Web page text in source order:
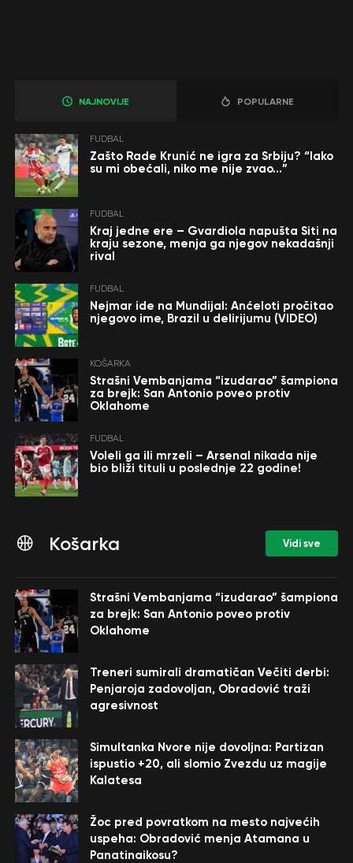
NAJNOVIJE POPULARNE
FUDBAL
Zašto Rade Krunić ne igra za Srbiju? “Iako
su mi obećali, niko me nije zvao…”
FUDBAL
Kraj jedne ere – Gvardiola napušta Siti na
kraju sezone, menja ga njegov nekadašnji
rival
FUDBAL
Nejmar ide na Mundijal: Anćeloti pročitao
njegovo ime, Brazil u delirijumu (VIDEO)
KOŠARKA
Strašni Vembanjama “izudarao” šampiona
za brejk: San Antonio poveo protiv
Oklahome
FUDBAL
Voleli ga ili mrzeli – Arsenal nikada nije
bio bliži tituli u poslednje 22 godine!
Košarka Vidi sve
Strašni Vembanjama “izudarao” šampiona
za brejk: San Antonio poveo protiv
Oklahome
Treneri sumirali dramatičan Večiti derbi:
Penjaroja zadovoljan, Obradović traži
agresivnost
Simultanka Nvore nije dovoljna: Partizan
ispustio +20, ali slomio Zvezdu uz magije
Kalatesa
Žoc pred povratkom na mesto najvećih
uspeha: Obradović menja Atamana u
Panatinaikosu?